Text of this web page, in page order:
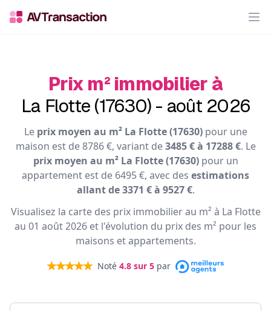
Prix m² immobilier à
La Flotte (17630) - août 2026
Le prix moyen au m² La Flotte (17630)pour une
maison est de 8786 €, variant de3485 € à 17288 €. Le
prix moyen au m² La Flotte (17630)pour un
appartement est de 6495 €, avec des estimations
allant de 3371 € à 9527 €.
Visualisez la carte des prix immobilier au m² à La Flotte
au 01 août 2026 et l'évolution du prix des m² pour les
maisons et appartements.
Noté 4.8 sur 5 par